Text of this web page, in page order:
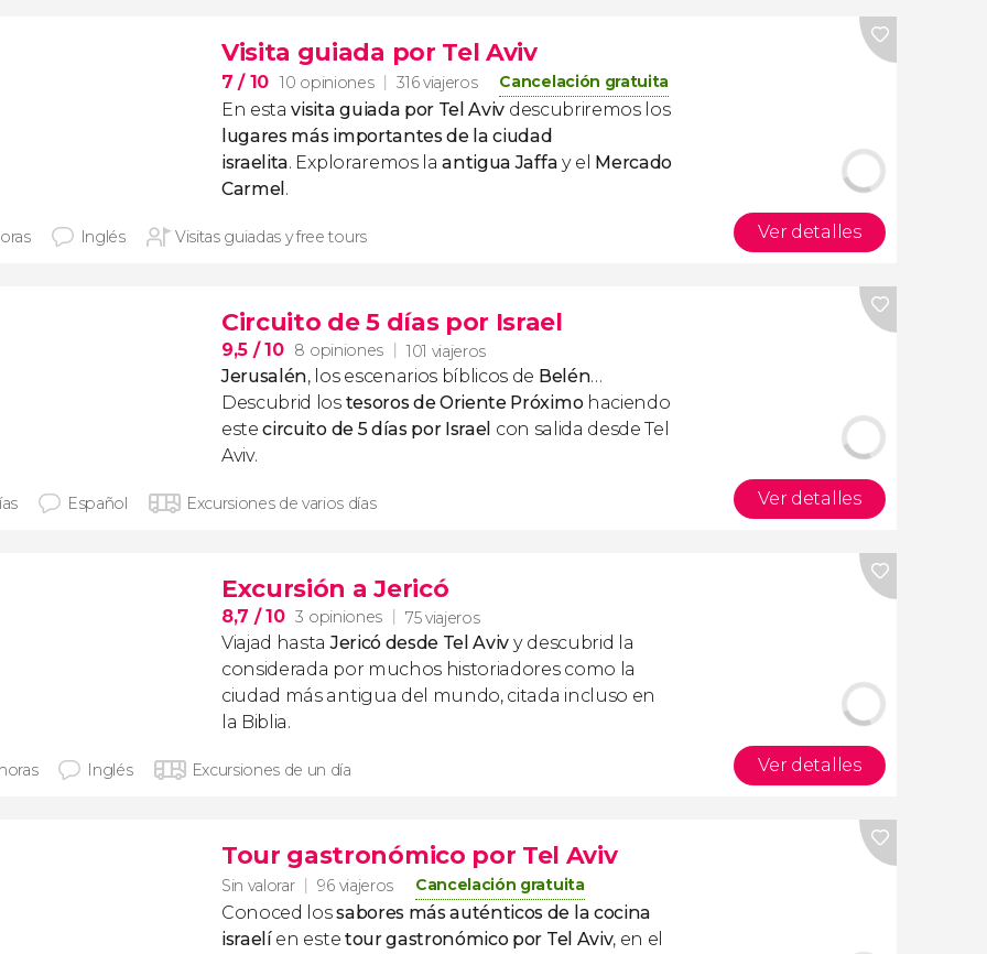
Visita guiada por Tel Aviv
7/ 10 10 opiniones 316 viajeros Cancelación gratuita
En estavisita guiada por Tel Aviv descubriremos los
lugares más importantes de la ciudad
israelita. Exploraremos laantigua Jaffa y el Mercado
Carmel .
Inglés Visitas guiadas y free tours Ver detalles
Circuito de 5 días por Israel
9,5 / 10 8 opiniones 101 viajeros
Jerusalén, los escenarios bíblicos de Belén…
Descubrid los tesoros de Oriente Próximohaciendo
estecircuito de 5 días por Israel con salida desde Tel
Aviv.
Español Excursiones de varios días Ver detalles
Excursión a Jericó
8,7 / 10 3 opiniones 75 viajeros
Viajad hastaJericó desde Tel Aviv y descubrid la
considerada por muchos historiadores como la
ciudad más antigua del mundo, citada incluso en
la Biblia.
Inglés Excursiones de un día Ver detalles
Tour gastronómico por Tel Aviv
Sin valorar 96 viajeros Cancelación gratuita
Conoced lossabores más auténticos de la cocina
israelíen este tour gastronómico por Tel Aviv, en el